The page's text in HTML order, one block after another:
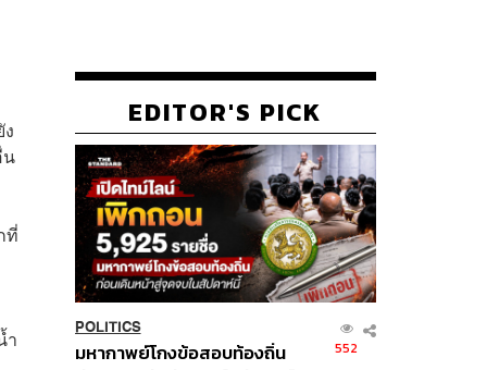
น
ที่
ำ
EDITOR'S PICK
POLITICS
มหากาพย์โกงข้อสอบท้องถิ่น
552